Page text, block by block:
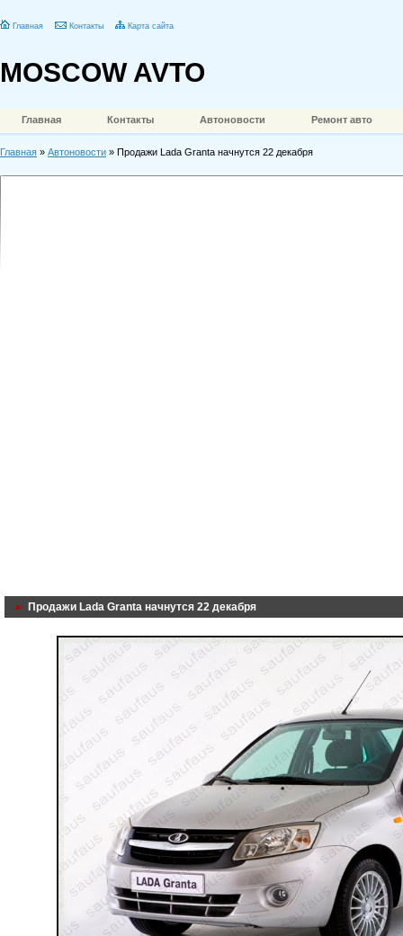
Главная Контакты Карта сайта
MOSCOW AVTO
Главная Контакты Автоновости Ремонт авто
Главная » Автоновости » Продажи Lada Granta начнутся 22 декабря
Продажи Lada Granta начнутся 22 декабря